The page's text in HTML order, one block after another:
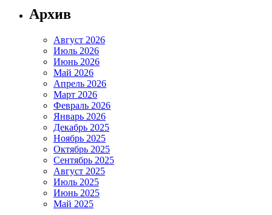
Архив
Август 2026
Июль 2026
Июнь 2026
Май 2026
Апрель 2026
Март 2026
Февраль 2026
Январь 2026
Декабрь 2025
Ноябрь 2025
Октябрь 2025
Сентябрь 2025
Август 2025
Июль 2025
Июнь 2025
Май 2025